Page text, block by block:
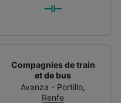
Compagnies de train
et de bus
Avanza - Portillo,
Renfe